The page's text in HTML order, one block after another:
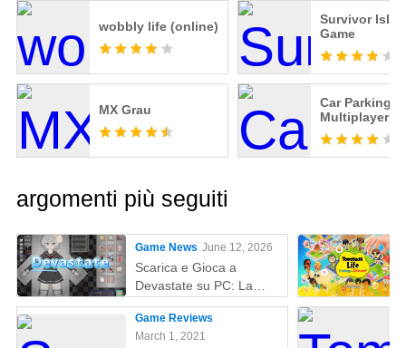
wobbly life (online)
Survivor
Game
MX Grau
Car Parking
Multiplayer
argomenti più seguiti
Game News June 12, 2026
Scarica e Gioca a
Devastate su PC: La
Guida Definitiva al
Gaming con MEmu Play
Game Reviews
March 1, 2021